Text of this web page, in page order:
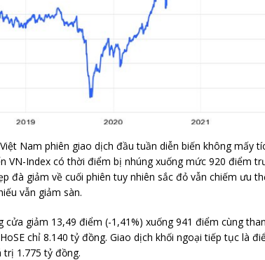
Nam phiên giao dịch đầu tuần diễn biến không mấy
VN-Index có thời điểm bị nhúng xuống mức 920 điểm
đà giảm về cuối phiên tuy nhiên sắc đỏ vẫn chiếm ưu
vẫn giảm sàn.
cửa giảm 13,49 điểm (-1,41%) xuống 941 điểm cùng
chỉ 8.140 tỷ đồng. Giao dịch khối ngoại tiếp tục là
trị 1.775 tỷ đồng.